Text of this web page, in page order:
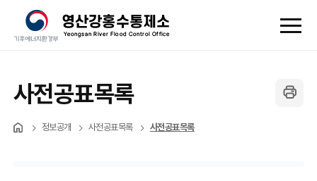
사전공표목록
정보공개 사전공표목록 사전공표목록